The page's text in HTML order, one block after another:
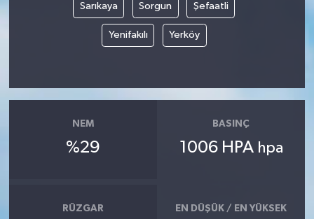
Sarıkaya Sorgun Şefaatli
Yenifakılı Yerköy
NEM
%29
BASINÇ
1006 HPA hpa
RÜZGAR EN DÜŞÜK / EN YÜKSEK